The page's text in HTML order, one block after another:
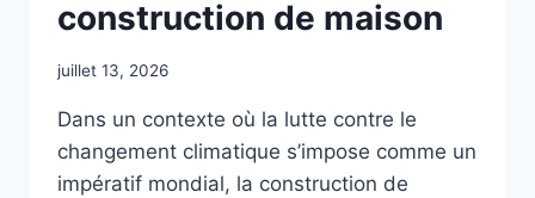
construction de maison
juillet 13, 2026
Dans un contexte où la lutte contre le
changement climatique s’impose comme un
impératif mondial, la construction de